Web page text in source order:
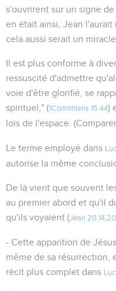
s'ouvrirent sur un signe
en était ainsi, Jean l'aurait
cela aussi serait un miracle.
Il est plus conforme à
ressuscité d'admettre
voie d'être glorifié, se
spirituel," (1Corinthiens 15.44)
lois de l'espace. (Comparer
Le terme employé dans
autorise la même
De là vient que souvent
au premier abord et qu'il
qu'ils voyaient (Jean 20.14 20
- Cette apparition de
même de sa résurrection,
récit plus complet dans